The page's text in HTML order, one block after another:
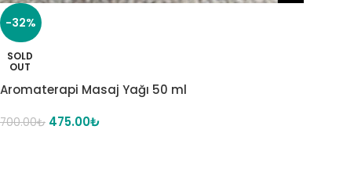
-32%
SOLD
OUT
Aromaterapi Masaj Yağı 50 ml
700.00₺ 475.00₺